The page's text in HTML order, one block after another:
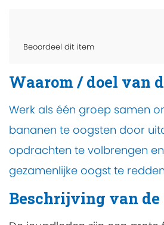
Beoordeel dit item
Waarom / doel van
Werk als één groep samen
bananen te oogsten door
opdrachten te volbrengen
gezamenlijke oogst te
Beschrijving van